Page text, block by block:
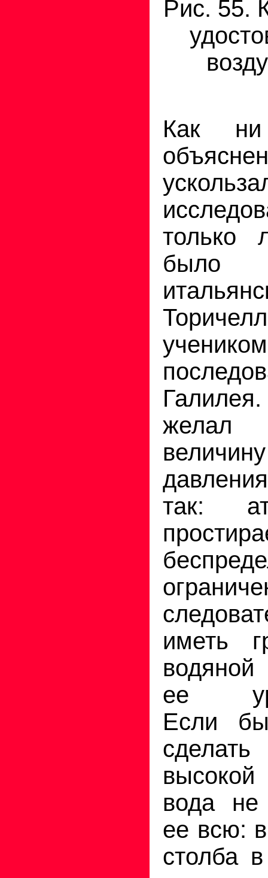
Рис. 55.
Как
только
было
так:
иметь
водяной
ее
Если
вода
ее всю:
столба